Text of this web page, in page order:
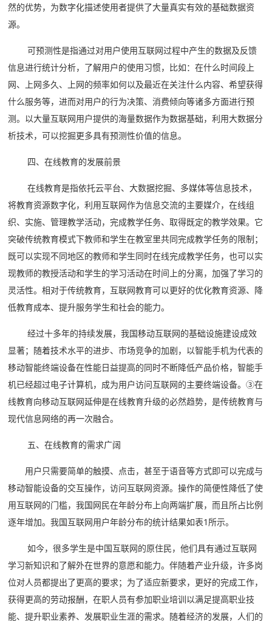
然的优势，为数字化描述使用者提供了大量真实有效的基础数据资
源。
可预测性是指通过对用户使用互联网过程中产生的数据及反馈
信息进行统计分析，了解用户的使用习惯，比如：在什么时间段上
网、上网多久、上网的频率如何以及最近在关注什么内容、希望获得
什么服务等，进而对用户的行为决策、消费倾向等诸多方面进行预
测。以大量互联网用户提供的海量数据作为数据基础，利用大数据分
析技术，可以挖掘更多具有预测性价值的信息。
四、在线教育的发展前景
在线教育是指依托云平台、大数据挖掘、多媒体等信息技术，
将教育资源数字化，利用互联网作为信息交流的主要媒介，在线组
织、实施、管理教学活动，完成教学任务、取得既定的教学效果。它
突破传统教育模式下教师和学生在教室里共同完成教学任务的限制；
既可以实现不同地区的教师和学生同时在线完成教学任务，也可以实
现教师的教授活动和学生的学习活动在时间上的分离，加强了学习的
灵活性。相对于传统教育，互联网教育可以更好的优化教育资源、降
低教育成本、提升服务学生和社会的能力。
经过十多年的持续发展，我国移动互联网的基础设施建设成效
显著；随着技术水平的进步、市场竞争的加剧，以智能手机为代表的
移动智能终端设备在性能日益提高的同时不断降低产品价格，智能手
机已经超过电子计算机，成为用户访问互联网的主要终端设备。③在
线教育向移动互联网延伸是在线教育升级的必然趋势，是传统教育与
现代信息网络的再一次融合。
五、在线教育的需求广阔
用户只需要简单的触摸、点击，甚至于语音等方式即可以完成与
移动智能设备的交互操作，访问互联网资源。操作的简便性降低了使
用互联网的门槛，我国网民在年龄分布上向两端扩展，而且所占比例
逐年增加。我国互联网用户年龄分布的统计结果如表1所示。
如今，很多学生是中国互联网的原住民，他们具有通过互联网
学习新知识和了解外在世界的意愿和能力。伴随着产业升级，许多岗
位对人员都提出了更高的要求；为了适应新要求，更好的完成工作，
获得更高的劳动报酬，在职人员有参加职业培训以满足提高职业技
能、提升职业素养、发展职业生涯的需求。随着经济的发展，人们的